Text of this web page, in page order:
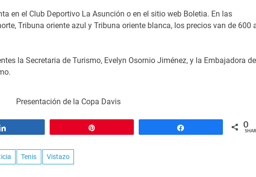
en el Club Deportivo La Asunción o en el sitio web Boletia. En las
Tribuna oriente azul y Tribuna oriente blanca, los precios van de 600
la Secretaria de Turismo, Evelyn Osornio Jiménez, y la Embajadora de
Presentación de la Copa Davis
0
Tenis Vistazo